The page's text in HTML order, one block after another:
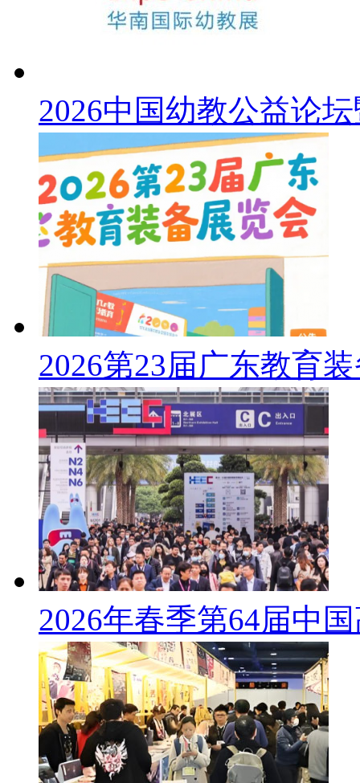
2026中国幼教公益论
2026第23届广东教育
2026年春季第64届中